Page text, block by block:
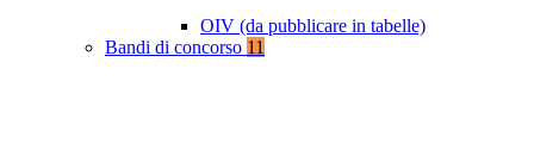
OIV (da pubblicare in tabelle)
Bandi di concorso 11